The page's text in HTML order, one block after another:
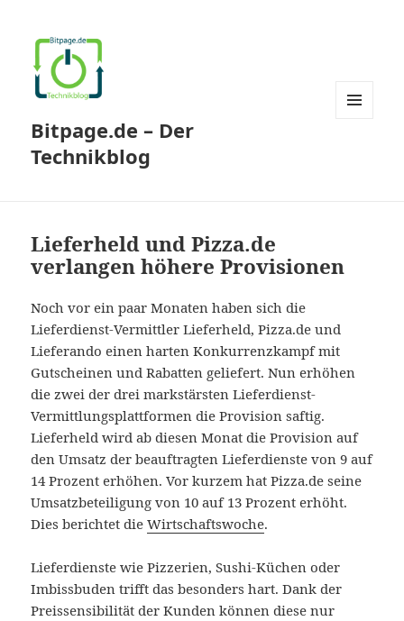
Bitpage.de – Der
Technikblog
Lieferheld und Pizza.de
verlangen höhere Provisionen
Noch vor ein paar Monaten haben sich die
Lieferdienst-Vermittler Lieferheld, Pizza.de und
Lieferando einen harten Konkurrenzkampf mit
Gutscheinen und Rabatten geliefert. Nun erhöhen
die zwei der drei markstärsten Lieferdienst-
Vermittlungsplattformen die Provision saftig.
Lieferheld wird ab diesen Monat die Provision auf
den Umsatz der beauftragten Lieferdienste von 9 auf
14 Prozent erhöhen. Vor kurzem hat Pizza.de seine
Umsatzbeteiligung von 10 auf 13 Prozent erhöht.
Dies berichtet dieWirtschaftswoche.
Lieferdienste wie Pizzerien, Sushi-Küchen oder
Imbissbuden trifft das besonders hart. Dank der
Preissensibilität der Kunden können diese nur